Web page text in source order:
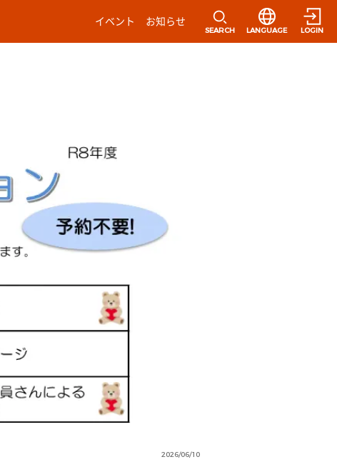
イベント お知らせ
SEARCH
選択すると言語
LANGUAGE LOGIN
2026/06/10